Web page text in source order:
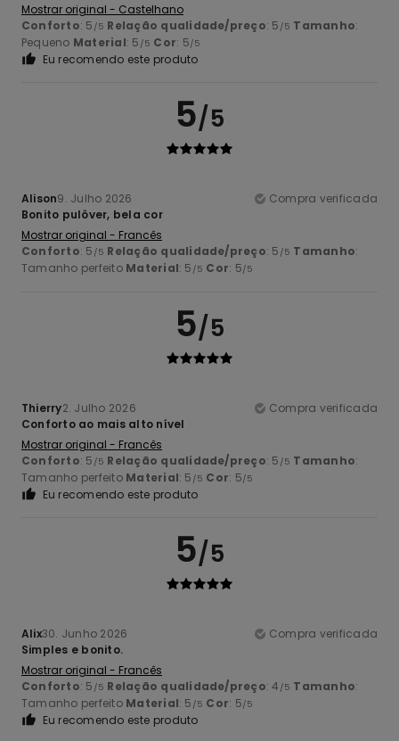
Mostrar original - Castelhano
Conforto: 5 /5 Relação qualidade/preço: 5 /5 Tamanho:
Pequeno Material: 5 /5 Cor: 5/5
Eu recomendo este produto
5/5
Alison9. Julho 2026
Compra verificada
Bonito pulôver, bela cor
Mostrar original - Francês
Conforto: 5 /5 Relação qualidade/preço: 5 /5 Tamanho:
Tamanho perfeito Material: 5 /5 Cor: 5/5
5/5
Thierry2. Julho 2026
Compra verificada
Conforto ao mais alto nível
Mostrar original - Francês
Conforto: 5 /5 Relação qualidade/preço: 5 /5 Tamanho:
Tamanho perfeito Material: 5 /5 Cor: 5/5
Eu recomendo este produto
5/5
Alix30. Junho 2026
Compra verificada
Simples e bonito.
Mostrar original - Francês
Conforto: 5 /5 Relação qualidade/preço: 4 /5 Tamanho:
Tamanho perfeito Material: 5 /5 Cor: 5/5
Eu recomendo este produto